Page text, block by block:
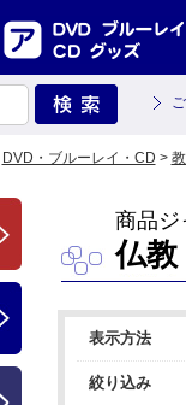
DVD・ブルーレイ・CD >
商品ジ
仏教
表示方法
絞り込み